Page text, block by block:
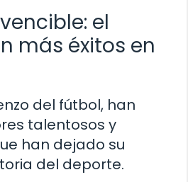
el
más éxitos en
del fútbol, han
talentosos y
han dejado su
del deporte.